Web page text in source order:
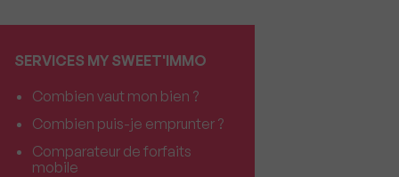
SERVICES MY SWEET'IMMO
Combien vaut mon bien ?
Combien puis-je emprunter ?
Comparateur de forfaits
mobile